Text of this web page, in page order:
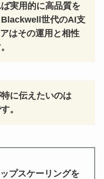
実用的に高品質を
世代のAI支
はその運用と相性
に伝えたいのは
。
プスケーリングを